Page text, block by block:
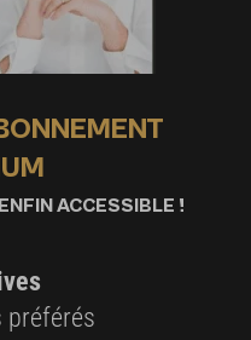
ACCESSIBLE !
préférés